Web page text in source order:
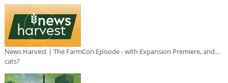
News Harvest | The FarmCon Episode - with Expansion Premiere, and...
cats?